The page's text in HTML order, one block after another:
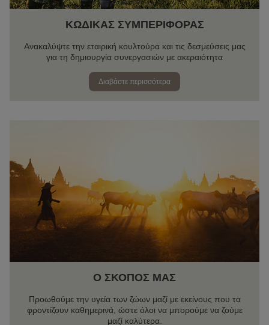
ΚΩΔΙΚΑΣ ΣΥΜΠΕΡΙΦΟΡΑΣ
Ανακαλύψτε την εταιρική κουλτούρα και τις δεσμεύσεις μας
για τη δημιουργία συνεργασιών με ακεραιότητα
Διαβάστε περισσότερα
Ο ΣΚΟΠΌΣ ΜΑΣ
Προωθούμε την υγεία των ζώων μαζί με εκείνους που τα
φροντίζουν καθημερινά, ώστε όλοι να μπορούμε να ζούμε
μαζί καλύτερα.